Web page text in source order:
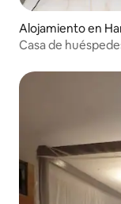
Alojamiento en
Casa de